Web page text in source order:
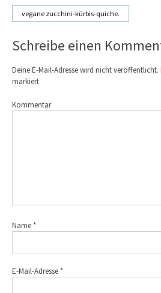
vegane zucchini-kürbis-quiche.
Schreibe einen
Deine E-Mail-Adresse wird nicht veröffentlicht.
markiert
Kommentar
Name *
E-Mail-Adresse *